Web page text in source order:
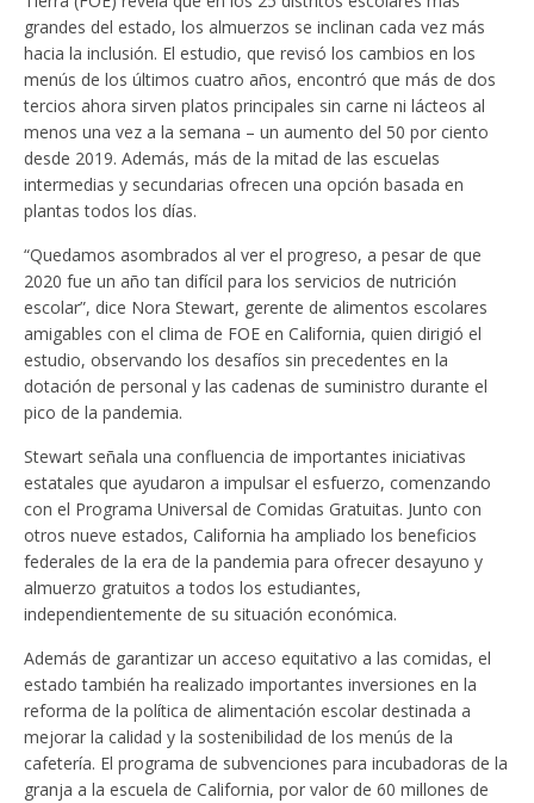
grandes del estado, los almuerzos se inclinan cada vez más
hacia la inclusión. El estudio, que revisó los cambios en los
menús de los últimos cuatro años, encontró que más de dos
tercios ahora sirven platos principales sin carne ni lácteos al
menos una vez a la semana – un aumento del 50 por ciento
desde 2019. Además, más de la mitad de las escuelas
intermedias y secundarias ofrecen una opción basada en
plantas todos los días.
“Quedamos asombrados al ver el progreso, a pesar de que
2020 fue un año tan difícil para los servicios de nutrición
escolar”, dice Nora Stewart, gerente de alimentos escolares
amigables con el clima de FOE en California, quien dirigió el
estudio, observando los desafíos sin precedentes en la
dotación de personal y las cadenas de suministro durante el
pico de la pandemia.
Stewart señala una confluencia de importantes iniciativas
estatales que ayudaron a impulsar el esfuerzo, comenzando
con el Programa Universal de Comidas Gratuitas. Junto con
otros nueve estados, California ha ampliado los beneficios
federales de la era de la pandemia para ofrecer desayuno y
almuerzo gratuitos a todos los estudiantes,
independientemente de su situación económica.
Además de garantizar un acceso equitativo a las comidas, el
estado también ha realizado importantes inversiones en la
reforma de la política de alimentación escolar destinada a
mejorar la calidad y la sostenibilidad de los menús de la
cafetería. El programa de subvenciones para incubadoras de la
granja a la escuela de California, por valor de 60 millones de